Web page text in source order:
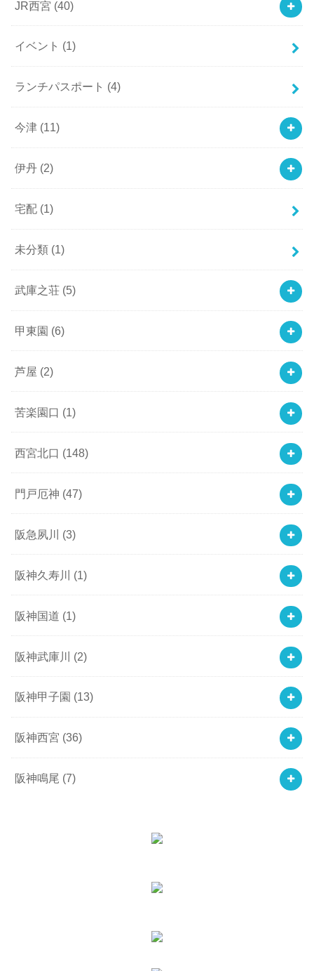
JR西宮 (40)
イベント (1)
ランチパスポート (4)
今津 (11)
伊丹 (2)
宅配 (1)
未分類 (1)
武庫之荘 (5)
甲東園 (6)
芦屋 (2)
苦楽園口 (1)
西宮北口 (148)
門戸厄神 (47)
阪急夙川 (3)
阪神久寿川 (1)
阪神国道 (1)
阪神武庫川 (2)
阪神甲子園 (13)
阪神西宮 (36)
阪神鳴尾 (7)